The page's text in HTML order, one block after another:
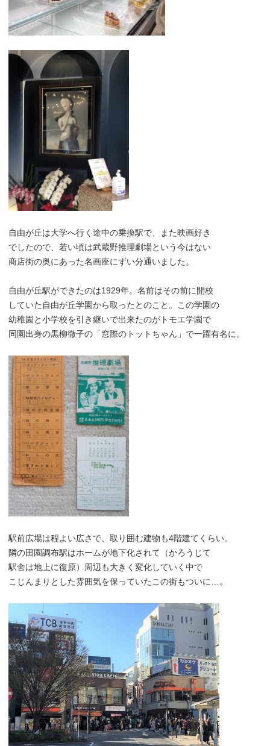
自由が丘は大学へ行く途中の乗換駅で、また映画好き
でしたので、若い頃は武蔵野推理劇場という今はない
商店街の奥にあった名画座にずい分通いました。
自由が丘駅ができたのは1929年。名前はその前に開校
していた自由が丘学園から取ったとのこと。この学園の
幼稚園と小学校を引き継いで出来たのがトモエ学園で
同園出身の黒柳徹子の「窓際のトットちゃん」で一躍有名に。
駅前広場は程よい広さで、取り囲む建物も4階建てくらい。
隣の田園調布駅はホームが地下化されて（かろうじて
駅舎は地上に復原）周辺も大きく変化していく中で
こじんまりとした雰囲気を保っていたこの街もついに…。